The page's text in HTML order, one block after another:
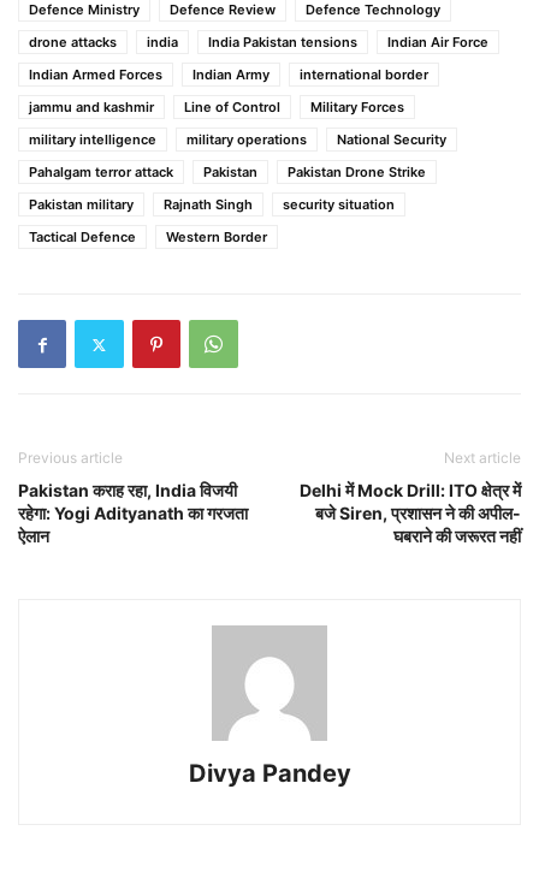
Defence Ministry
Defence Review
Defence Technology
drone attacks
india India Pakistan tensions
Indian Air Force
Indian Armed Forces
Indian Army
international border
jammu and kashmir
Line of Control
Military Forces
military intelligence
military operations
National Security
Pahalgam terror attack
Pakistan
Pakistan Drone Strike
Pakistan military
Rajnath Singh
security situation
Tactical Defence
Western Border
Previous article
Pakistan कराह रहा, India विजयी
रहेगा: Yogi Adityanath का गरजता
ऐलान
Next article
Delhi में Mock Drill: ITO क्षेत्र में
बजे Siren, प्रशासन ने की अपील-
घबराने की जरूरत नहीं
Divya Pandey